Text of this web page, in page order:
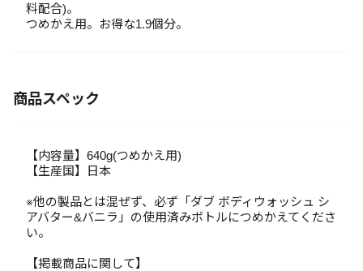
料配合)。
つめかえ用。お得な1.9個分。
商品スペック
【内容量】640g(つめかえ用)
【生産国】日本
※他の製品とは混ぜず、必ず「ダブ ボディウォッシュ シ
アバター&バニラ」の使用済みボトルにつめかえてくださ
い。
【掲載商品に関して】